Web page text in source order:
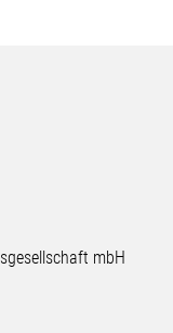
mbH